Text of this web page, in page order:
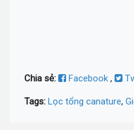
Chia sẻ: Facebook ,
Tags: Lọc tổng canature,